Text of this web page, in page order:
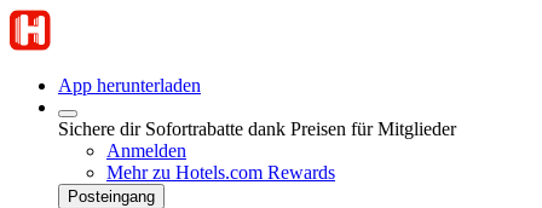
App herunterladen
Sichere dir Sofortrabatte dank Preisen für Mitglieder
Anmelden
Mehr zu Hotels.com Rewards
Posteingang